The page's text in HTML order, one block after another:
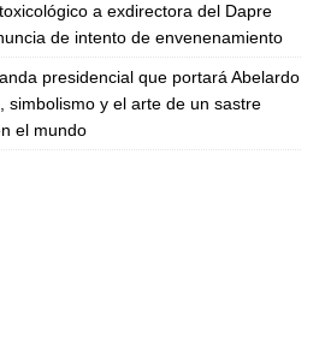
a exdirectora del Dapre
de intento de envenenamiento
presidencial que portará Abelardo
simbolismo y el arte de un sastre
el mundo